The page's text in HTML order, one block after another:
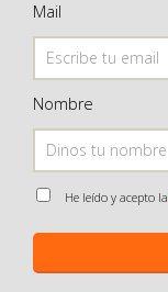
Mail
Nombre
He leído y acepto la